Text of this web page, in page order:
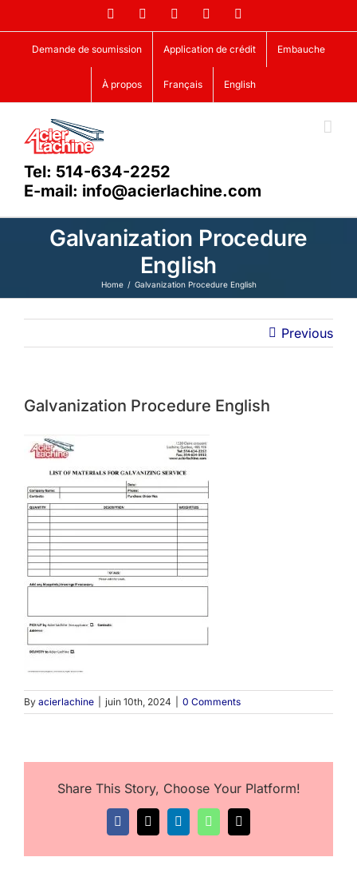
to
content
FacebookLinkedIn YouTube
Demande de soumission Application de crédit Embauche
À propos Français English
Tel: 514-634-2252
E-mail: info@acierlachine.com
Galvanization Procedure
English
Home Galvanization Procedure English
Previous
Galvanization Procedure English
By acierlachine juin 10th, 2024 0 Comments
Share This Story, Choose Your Platform!
Facebook
X LinkedInWhatsApp
Email